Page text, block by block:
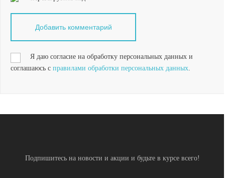
Я даю согласие на обработку персональных данных и
соглашаюсь с правилами обработки персональных данных
Подпишитесь на новости и акции и будьте в курсе всего!